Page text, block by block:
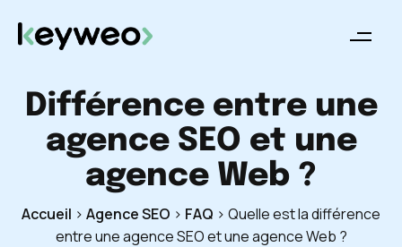
Différence entre une
agence SEO et une
agence Web ?
Accueil > Agence SEO > FAQ > Quelle est la différence
entre une agence SEO et une agence Web ?